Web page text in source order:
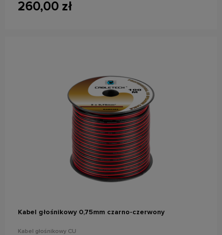
260,00 zł
Kabel głośnikowy 0,75mm czarno-czerwony
Kabel głośnikowy CU
do koszyka